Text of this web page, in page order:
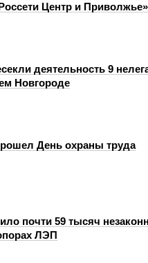
Центр и Приволжье»
деятельность 9
Новгороде
День охраны труда
почти 59 тысяч
ЛЭП